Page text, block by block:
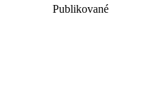
Publikované